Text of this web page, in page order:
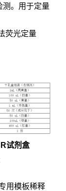
测。用于定量
荧光定量
试剂盒
用模板稀释